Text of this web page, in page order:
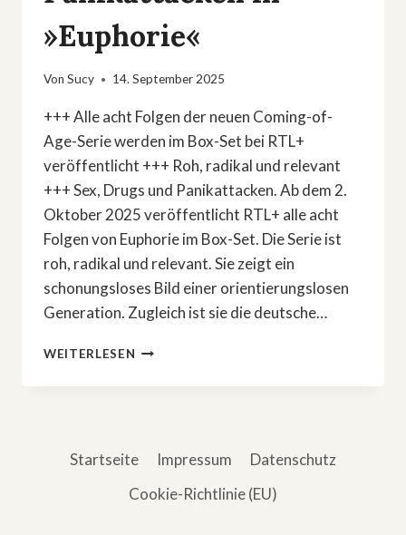
»Euphorie«
Von Sucy 14. September 2025
+++ Alle acht Folgen der neuen Coming-of-
Age-Serie werden im Box-Set bei RTL+
veröffentlicht +++ Roh, radikal und relevant
+++ Sex, Drugs und Panikattacken. Ab dem 2.
Oktober 2025 veröffentlicht RTL+ alle acht
Folgen von Euphorie im Box-Set. Die Serie ist
roh, radikal und relevant. Sie zeigt ein
schonungsloses Bild einer orientierungslosen
Generation. Zugleich ist sie die deutsche…
WEITERLESEN NEUE
OF-
DRUGS
PANIKATTACKEN
Startseite Impressum
Datenschutz
Cookie-Richtlinie (EU)